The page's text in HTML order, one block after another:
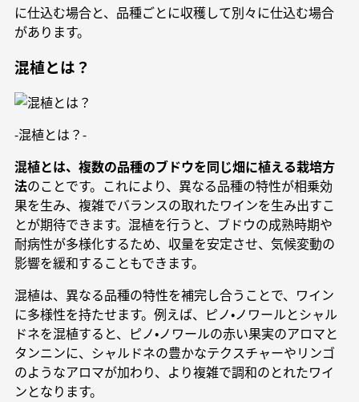
に仕込む場合と、品種ごとに収穫して別々に仕込む場合
があります。
混植とは？
-混植とは？-
混植とは、複数の品種のブドウを同じ畑に植える栽培方
法のことです。これにより、異なる品種の特性が相乗効
果を生み、複雑でバランスの取れたワインを生み出すこ
とが期待できます。混植を行うと、ブドウの成熟時期や
耐病性が多様化するため、収量を安定させ、気候変動の
影響を緩和することもできます。
混植は、異なる品種の特性を補完し合うことで、ワイン
に多様性を持たせます。例えば、ピノ・ノワールとシャル
ドネを混植すると、ピノ・ノワールの赤い果実のアロマと
タンニンに、シャルドネの豊かなテクスチャーやリンゴ
のようなアロマが加わり、より複雑で調和のとれたワイ
ンとなります。